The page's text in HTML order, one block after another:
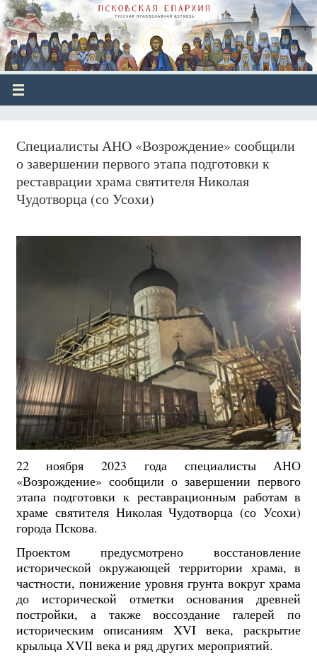
Специалисты АНО «Возрождение» сообщили
о завершении первого этапа подготовки к
реставрации храма святителя Николая
Чудотворца (со Усохи)
22 ноября 2023 года специалисты АНО
«Возрождение» сообщили о завершении первого
этапа подготовки к реставрационным работам в
храме святителя Николая Чудотворца (со Усохи)
города Пскова.
Проектом предусмотрено восстановление
исторической окружающей территории храма, в
частности, понижение уровня грунта вокруг храма
до исторической отметки основания древней
постройки, а также воссоздание галерей по
историческим описаниям XVI века, раскрытие
крыльца XVII века и ряд других мероприятий.